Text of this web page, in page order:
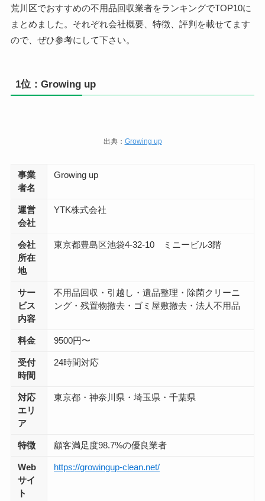
荒川区でおすすめの不用品回収業者をランキングでTOP10に
まとめました。それぞれ会社概要、特徴、評判を載せてます
ので、ぜひ参考にして下さい。
1位：Growing up
出典： Growing up
事業
者名
Growing up
運営
会社
YTK株式会社
会社
所在
地
東京都豊島区池袋4-32-10 ミニービル3階
サー
ビス
内容
不用品回収・引越し・遺品整理・除菌クリーニ
ング・残置物撤去・ゴミ屋敷撤去・法人不用品
料金 9500円〜
受付
時間
24時間対応
対応
エリ
ア
東京都・神奈川県・埼玉県・千葉県
特徴 顧客満足度98.7%の優良業者
Web
サイ
ト
https://growingup-clean.net/